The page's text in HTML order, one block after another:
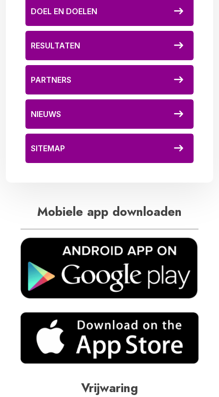
DOEL EN DOELEN
RESULTATEN
PARTNERS
NIEUWS
SITEMAP
Mobiele app downloaden
Vrijwaring